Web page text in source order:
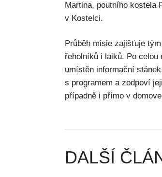
Martina, poutního kostela
v Kostelci.
Průběh misie zajišťuje
řeholníků i laiků. Po
umístěn informační
s programem a zodpoví
případně i přímo v
DALŠÍ